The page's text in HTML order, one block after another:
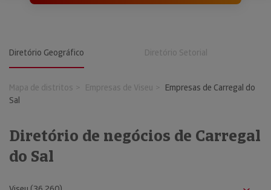
Diretório Geográfico Diretório Setorial
Mapa de distritos Empresas de Viseu
Empresas de Carregal do
Sal
Diretório de negócios de Carregal
do Sal